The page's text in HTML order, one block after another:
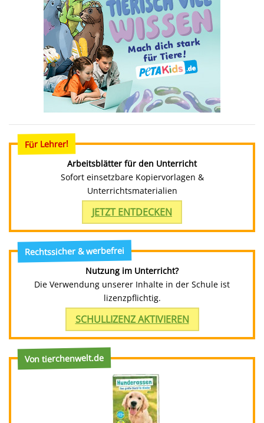
Für Lehrer!
Arbeitsblätter für den Unterricht
Sofort einsetzbare Kopiervorlagen &
Unterrichtsmaterialien
JETZT ENTDECKEN
Rechtssicher & werbefrei
Nutzung im Unterricht?
Die Verwendung unserer Inhalte in der Schule ist
lizenzpflichtig.
SCHULLIZENZ AKTIVIEREN
Von tierchenwelt.de